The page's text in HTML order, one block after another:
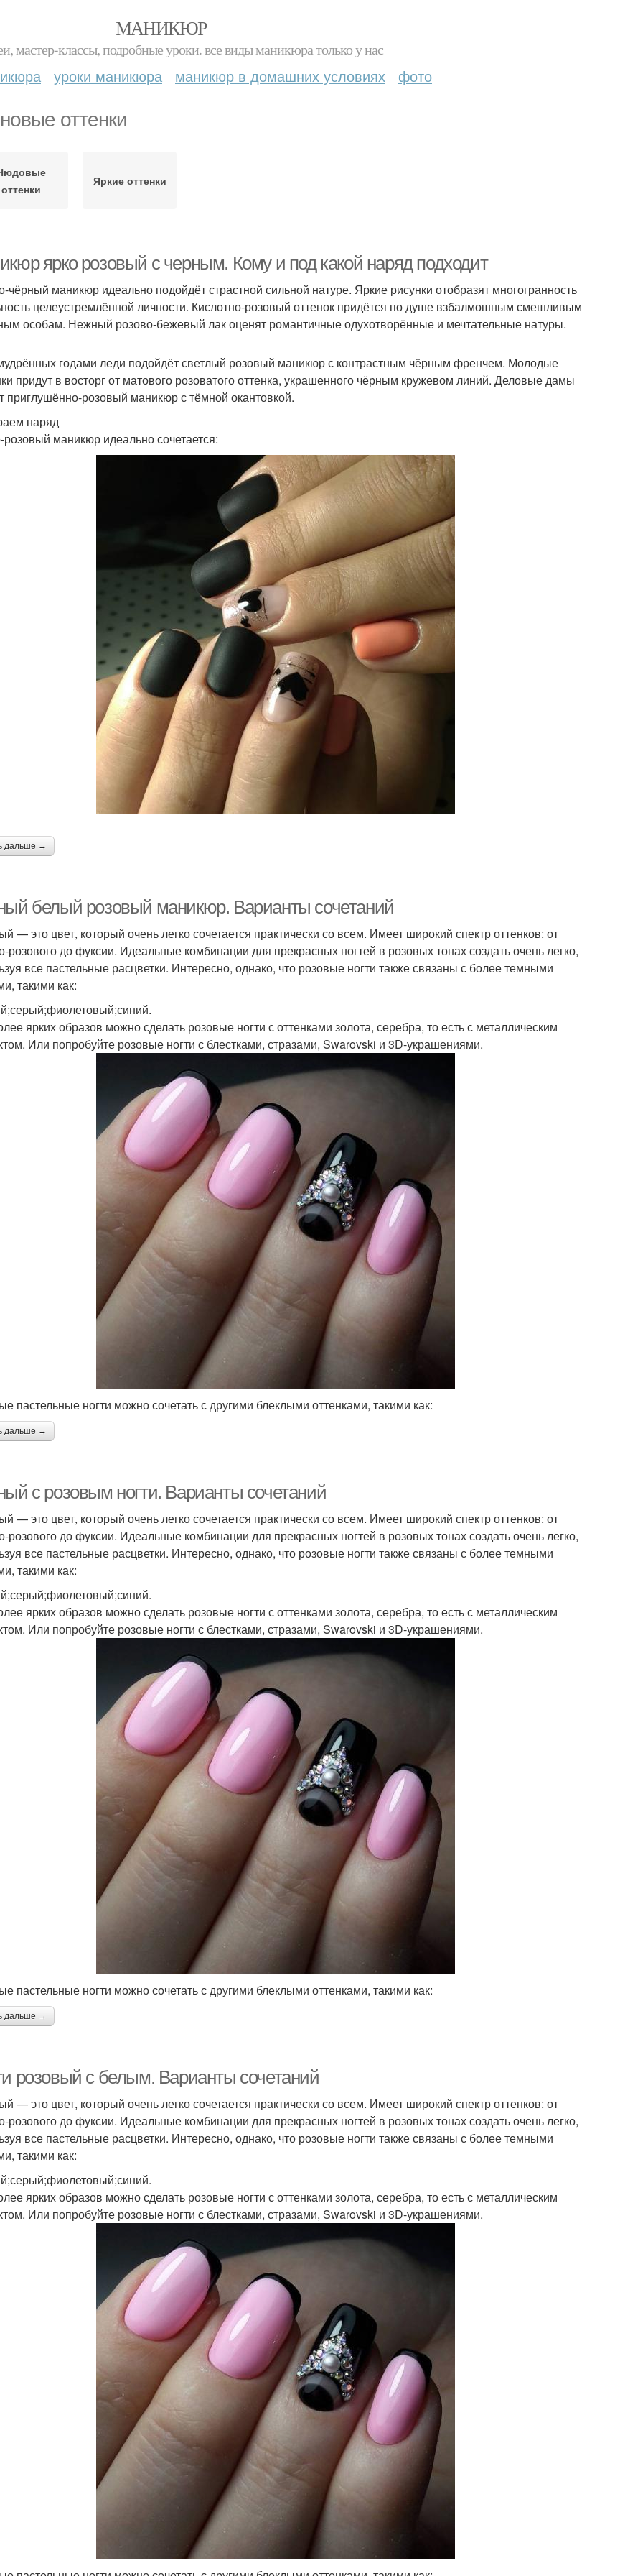
МАНИКЮР
мастер-классы, подробные уроки. все виды маникюра только у нас
уроки маникюра маникюр в домашних условиях фото
оттенки
оттенки
Яркие оттенки
ярко розовый с черным. Кому и под какой наряд подходит
чёрный маникюр идеально подойдёт страстной сильной натуре. Яркие рисунки отобразят многогранность
целеустремлённой личности. Кислотно-розовый оттенок придётся по душе взбалмошным смешливым
особам. Нежный розово-бежевый лак оценят романтичные одухотворённые и мечтательные натуры.
годами леди подойдёт светлый розовый маникюр с контрастным чёрным френчем. Молодые
придут в восторг от матового розоватого оттенка, украшенного чёрным кружевом линий. Деловые дамы
приглушённо-розовый маникюр с тёмной окантовкой.
наряд
маникюр идеально сочетается:
дальше →
белый розовый маникюр. Варианты сочетаний
— это цвет, который очень легко сочетается практически со всем. Имеет широкий спектр оттенков: от
розового до фуксии. Идеальные комбинации для прекрасных ногтей в розовых тонах создать очень легко,
все пастельные расцветки. Интересно, однако, что розовые ногти также связаны с более темными
такими как:
ярких образов можно сделать розовые ногти с оттенками золота, серебра, то есть с металлическим
Или попробуйте розовые ногти с блестками, стразами, Swarovski и 3D-украшениями.
пастельные ногти можно сочетать с другими блеклыми оттенками, такими как:
дальше →
с розовым ногти. Варианты сочетаний
— это цвет, который очень легко сочетается практически со всем. Имеет широкий спектр оттенков: от
розового до фуксии. Идеальные комбинации для прекрасных ногтей в розовых тонах создать очень легко,
все пастельные расцветки. Интересно, однако, что розовые ногти также связаны с более темными
такими как:
ярких образов можно сделать розовые ногти с оттенками золота, серебра, то есть с металлическим
Или попробуйте розовые ногти с блестками, стразами, Swarovski и 3D-украшениями.
пастельные ногти можно сочетать с другими блеклыми оттенками, такими как:
дальше →
розовый с белым. Варианты сочетаний
— это цвет, который очень легко сочетается практически со всем. Имеет широкий спектр оттенков: от
розового до фуксии. Идеальные комбинации для прекрасных ногтей в розовых тонах создать очень легко,
все пастельные расцветки. Интересно, однако, что розовые ногти также связаны с более темными
такими как:
ярких образов можно сделать розовые ногти с оттенками золота, серебра, то есть с металлическим
Или попробуйте розовые ногти с блестками, стразами, Swarovski и 3D-украшениями.